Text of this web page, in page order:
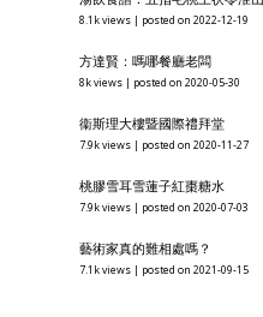
8.1k views posted on 2022-12-19
方達賢：嗎哪餐廳老闆
8k views posted on 2020-05-30
衞斯理大樓暨國際禮拜堂
7.9k views posted on 2020-11-27
桃膠雪耳雪蓮子紅棗糖水
7.9k views posted on 2020-07-03
藝術家真的難相處嗎？
7.1k views posted on 2021-09-15